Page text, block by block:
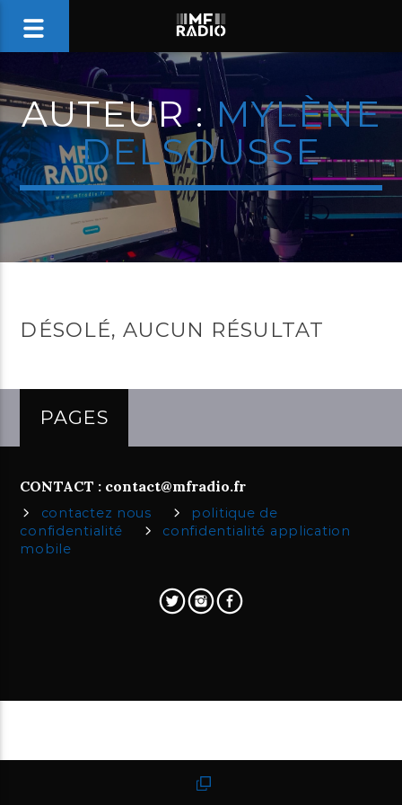
AUTEUR :MYLÈNE
DELSOUSSE
DÉSOLÉ, AUCUN RÉSULTAT
PAGES
CONTACT : contact@mfradio.fr
contactez nous
politique de
confidentialité
confidentialité application
mobile